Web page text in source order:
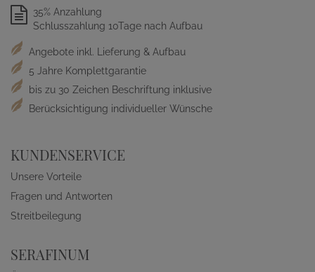
35% Anzahlung
Schlusszahlung 10Tage nach Aufbau
Angebote inkl. Lieferung & Aufbau
5 Jahre Komplettgarantie
bis zu 30 Zeichen Beschriftung inklusive
Berücksichtigung individueller Wünsche
KUNDENSERVICE
Unsere Vorteile
Fragen und Antworten
Streitbeilegung
SERAFINUM